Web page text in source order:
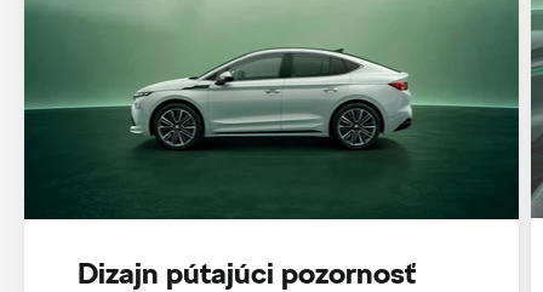
Dizajn pútajúci pozornosť